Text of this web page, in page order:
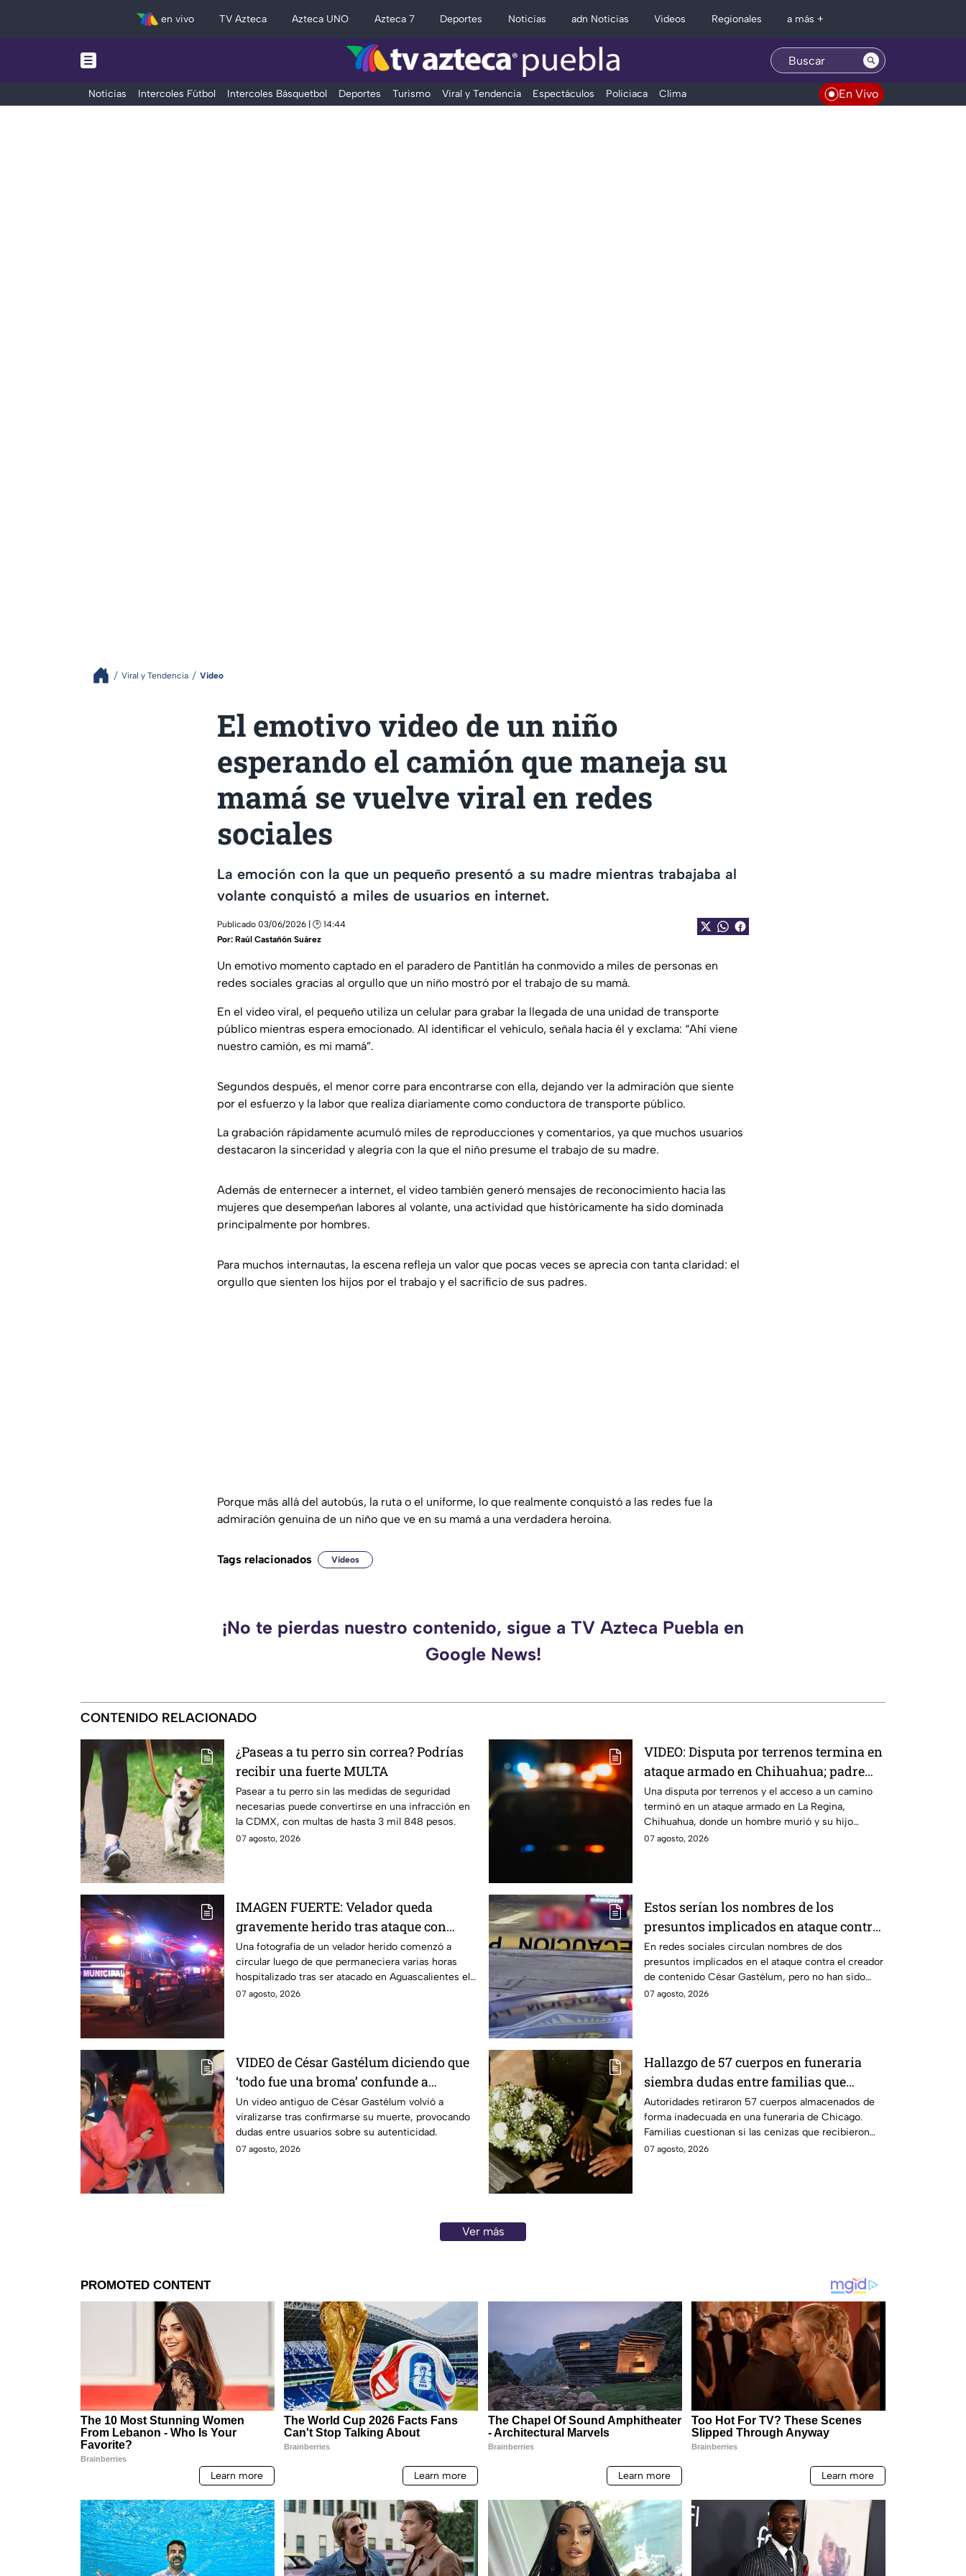
en vivo TV Azteca Azteca UNO Azteca 7 Deportes Noticias adn Noticias Videos Regionales a más +
Noticias Intercoles Fútbol Intercoles Básquetbol Deportes Turismo Viral y Tendencia Espectáculos Policiaca Clima En Vivo
Viral y Tendencia Video
El emotivo video de un niño
esperando el camión que maneja su
mamá se vuelve viral en redes
sociales
La emoción con la que un pequeño presentó a su madre mientras trabajaba al
volante conquistó a miles de usuarios en internet.
Publicado 03/06/2026 | 🕑 14:44
Por: Raúl Castañón Suárez
Un emotivo momento captado en el paradero de Pantitlán ha conmovido a miles de personas en
redes sociales gracias al orgullo que un niño mostró por el trabajo de su mamá.
En el video viral, el pequeño utiliza un celular para grabar la llegada de una unidad de transporte
público mientras espera emocionado. Al identificar el vehículo, señala hacia él y exclama: “Ahí viene
nuestro camión, es mi mamá”.
Segundos después, el menor corre para encontrarse con ella, dejando ver la admiración que siente
por el esfuerzo y la labor que realiza diariamente como conductora de transporte público.
La grabación rápidamente acumuló miles de reproducciones y comentarios, ya que muchos usuarios
destacaron la sinceridad y alegría con la que el niño presume el trabajo de su madre.
Además de enternecer a internet, el video también generó mensajes de reconocimiento hacia las
mujeres que desempeñan labores al volante, una actividad que históricamente ha sido dominada
principalmente por hombres.
Para muchos internautas, la escena refleja un valor que pocas veces se aprecia con tanta claridad: el
orgullo que sienten los hijos por el trabajo y el sacrificio de sus padres.
Porque más allá del autobús, la ruta o el uniforme, lo que realmente conquistó a las redes fue la
admiración genuina de un niño que ve en su mamá a una verdadera heroína.
Tags relacionados Videos
¡No te pierdas nuestro contenido, sigue a TV Azteca Puebla en
Google News!
CONTENIDO RELACIONADO
¿Paseas a tu perro sin correa? Podrías
recibir una fuerte MULTA
Pasear a tu perro sin las medidas de seguridad
necesarias puede convertirse en una infracción en
la CDMX, con multas de hasta 3 mil 848 pesos.
07 agosto, 2026
VIDEO: Disputa por terrenos termina en
ataque armado en Chihuahua; padre
muere y su hijo queda herido
Una disputa por terrenos y el acceso a un camino
terminó en un ataque armado en La Regina,
Chihuahua, donde un hombre murió y su hijo
resultó herido.
07 agosto, 2026
IMAGEN FUERTE: Velador queda
gravemente herido tras ataque con
arma blanca en Aguascalientes
Una fotografía de un velador herido comenzó a
circular luego de que permaneciera varias horas
hospitalizado tras ser atacado en Aguascalientes el
4 de agosto.
07 agosto, 2026
Estos serían los nombres de los
presuntos implicados en ataque contra
César Gastélum en Culiacán
En redes sociales circulan nombres de dos
presuntos implicados en el ataque contra el creador
de contenido César Gastélum, pero no han sido
confirmados.
07 agosto, 2026
VIDEO de César Gastélum diciendo que
‘todo fue una broma’ confunde a
usuarios tras su muerte
Un video antiguo de César Gastélum volvió a
viralizarse tras confirmarse su muerte, provocando
dudas entre usuarios sobre su autenticidad.
07 agosto, 2026
Hallazgo de 57 cuerpos en funeraria
siembra dudas entre familias que
recibieron cenizas de sus seres
queridos
Autoridades retiraron 57 cuerpos almacenados de
forma inadecuada en una funeraria de Chicago.
Familias cuestionan si las cenizas que recibieron
son auténticas.
07 agosto, 2026
Ver más